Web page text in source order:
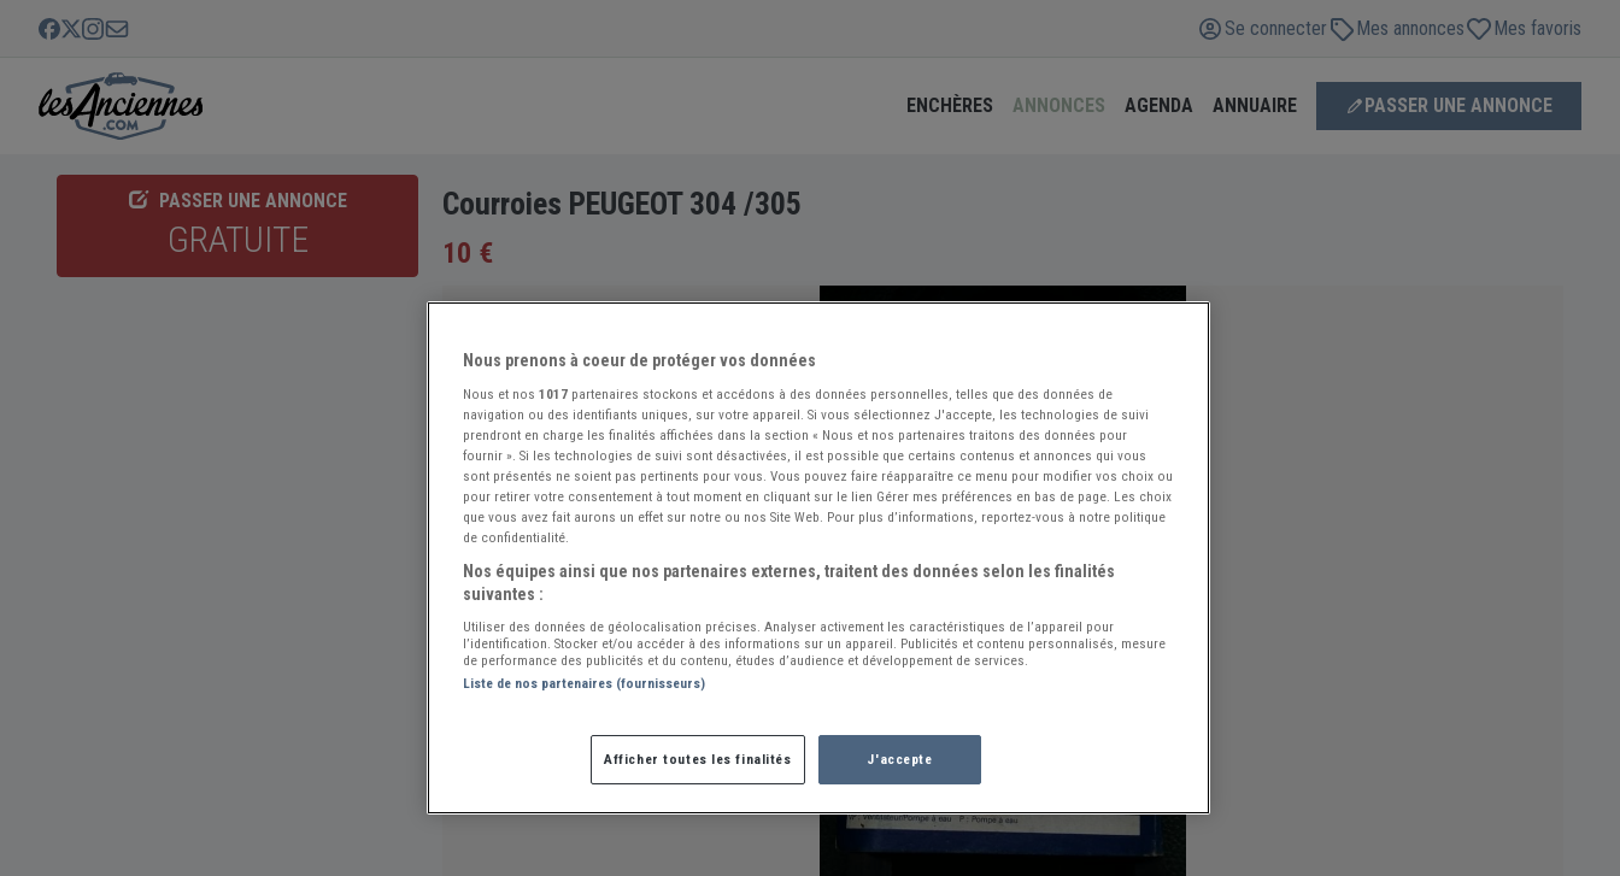
Se connecter Mes annonces Mes favoris
ENCHÈRES ANNONCES AGENDA ANNUAIRE PASSER UNE ANNONCE
PASSER UNE ANNONCE
GRATUITE
Courroies PEUGEOT 304 /305
10 €
Nous prenons à coeur de protéger vos données
Nous et nos 1017 partenaires stockons et accédons à des données personnelles, telles que des données de
navigation ou des identifiants uniques, sur votre appareil. Si vous sélectionnez J'accepte, les technologies de suivi
prendront en charge les finalités affichées dans la section « Nous et nos partenaires traitons des données pour
fournir ». Si les technologies de suivi sont désactivées, il est possible que certains contenus et annonces qui vous
sont présentés ne soient pas pertinents pour vous. Vous pouvez faire réapparaître ce menu pour modifier vos choix ou
pour retirer votre consentement à tout moment en cliquant sur le lien Gérer mes préférences en bas de page. Les choix
que vous avez fait aurons un effet sur notre ou nos Site Web. Pour plus d’informations, reportez-vous à notre politique
de confidentialité.
Nos équipes ainsi que nos partenaires externes, traitent des données selon les finalités
suivantes :
Utiliser des données de géolocalisation précises. Analyser activement les caractéristiques de l’appareil pour
l’identification. Stocker et/ou accéder à des informations sur un appareil. Publicités et contenu personnalisés, mesure
de performance des publicités et du contenu, études d’audience et développement de services.
Liste de nos partenaires (fournisseurs)
Afficher toutes les finalités J'accepte